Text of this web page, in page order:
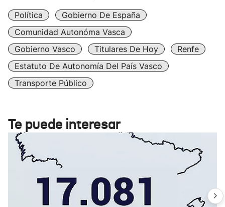
Política
Gobierno De España
Comunidad Autonóma Vasca
Gobierno Vasco
Titulares De Hoy
Renfe
Estatuto De Autonomía Del País Vasco
Transporte Público
Te puede interesar